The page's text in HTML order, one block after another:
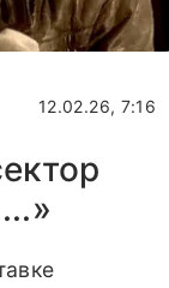
12.02.26, 7:16